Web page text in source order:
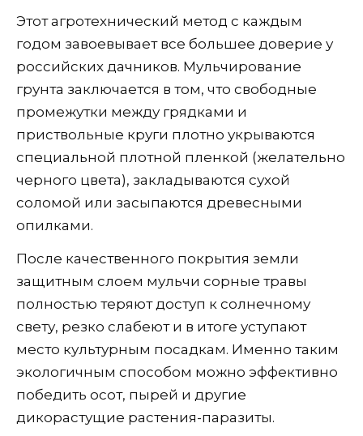
Этот агротехнический метод с каждым
годом завоевывает все большее доверие у
российских дачников. Мульчирование
грунта заключается в том, что свободные
промежутки между грядками и
приствольные круги плотно укрываются
специальной плотной пленкой (желательно
черного цвета), закладываются сухой
соломой или засыпаются древесными
опилками.
После качественного покрытия земли
защитным слоем мульчи сорные травы
полностью теряют доступ к солнечному
свету, резко слабеют и в итоге уступают
место культурным посадкам. Именно таким
экологичным способом можно эффективно
победить осот, пырей и другие
дикорастущие растения-паразиты.